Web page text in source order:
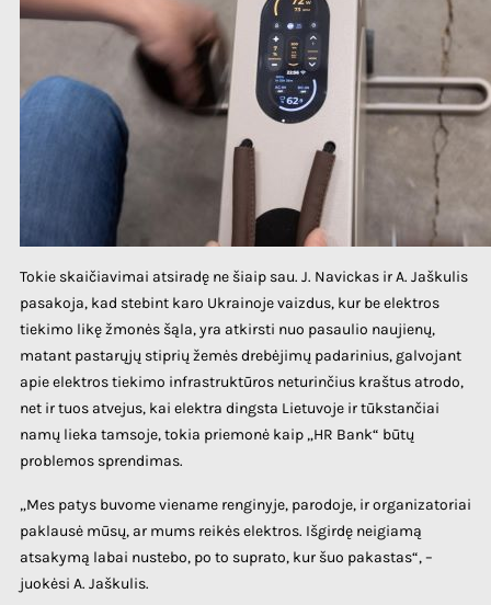
Tokie skaičiavimai atsiradę ne šiaip sau. J. Navickas ir A. Jaškulis
pasakoja, kad stebint karo Ukrainoje vaizdus, kur be elektros
tiekimo likę žmonės šąla, yra atkirsti nuo pasaulio naujienų,
matant pastarųjų stiprių žemės drebėjimų padarinius, galvojant
apie elektros tiekimo infrastruktūros neturinčius kraštus atrodo,
net ir tuos atvejus, kai elektra dingsta Lietuvoje ir tūkstančiai
namų lieka tamsoje, tokia priemonė kaip „HR Bank“ būtų
problemos sprendimas.
„Mes patys buvome viename renginyje, parodoje, ir organizatoriai
paklausė mūsų, ar mums reikės elektros. Išgirdę neigiamą
atsakymą labai nustebo, po to suprato, kur šuo pakastas“, –
juokėsi A. Jaškulis.